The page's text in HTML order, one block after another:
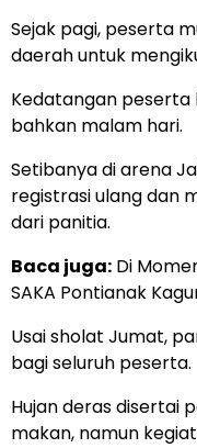
Sejak pagi, peserta
daerah untuk
Kedatangan peserta
bahkan malam hari.
Setibanya di arena
registrasi ulang dan
dari panitia.
Baca juga: Di
SAKA Pontianak
Usai sholat Jumat,
bagi seluruh peserta.
Hujan deras disertai
makan, namun